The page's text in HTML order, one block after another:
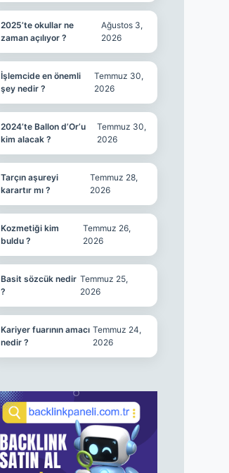
2025’te okullar ne
zaman açılıyor ?
Ağustos 3,
2026
İşlemcide en önemli
şey nedir ?
Temmuz 30,
2026
2024’te Ballon d’Or’u
kim alacak ?
Temmuz 30,
2026
Tarçın aşureyi
karartır mı ?
Temmuz 28,
2026
Kozmetiği kim
buldu ?
Temmuz 26,
2026
Basit sözcük nedir
?
Temmuz 25,
2026
Kariyer fuarının amacı
nedir ?
Temmuz 24,
2026